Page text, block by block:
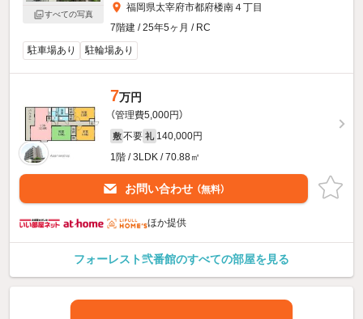
すべての写真
福岡県太宰府市都府楼南４丁目
7階建 / 25年5ヶ月 / RC
駐車場あり
駐輪場あり
7万円
（管理費5,000円）
敷 不要 礼 140,000円
1階 / 3LDK / 70.88㎡
お問い合わせ （無料）
ほか提供
フォーレスト弐番館のすべての部屋を見る